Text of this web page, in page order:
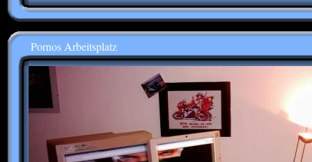
Pornos Arbeitsplatz